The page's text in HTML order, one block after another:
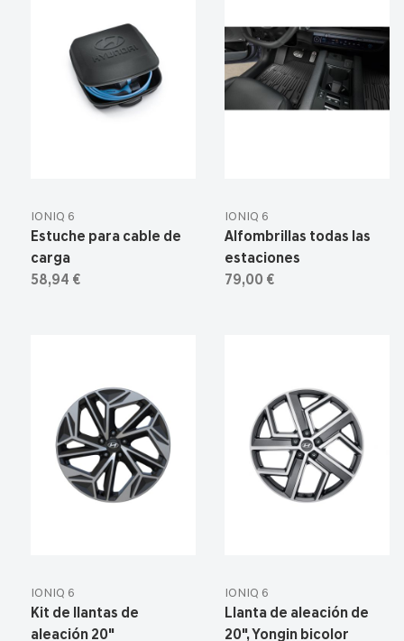
IONIQ 6
Estuche para cable de
carga
58,94 €
IONIQ 6
Alfombrillas todas las
estaciones
79,00 €
IONIQ 6
Kit de llantas de
aleación 20"
IONIQ 6
Llanta de aleación de
20", Yongin bicolor